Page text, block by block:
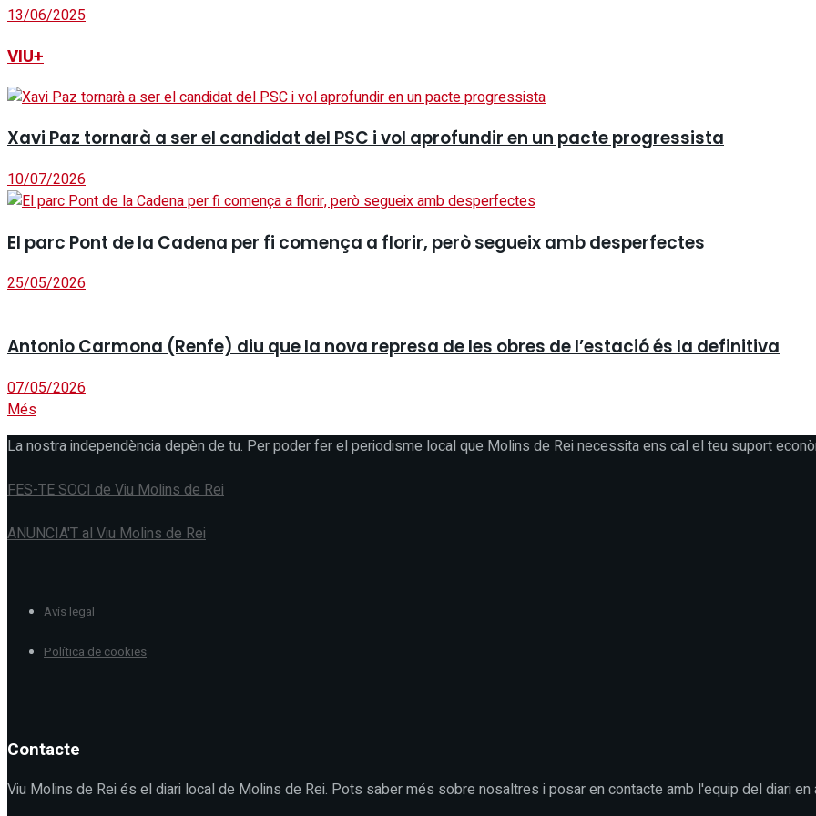
13/06/2025
VIU+
Xavi Paz tornarà a ser el candidat del PSC i vol aprofundir en un pacte progressista
10/07/2026
El parc Pont de la Cadena per fi comença a florir, però segueix amb desperfectes
25/05/2026
Antonio Carmona (Renfe) diu que la nova represa de les obres de l’estació és la definitiva
07/05/2026
Més
La nostra independència depèn de tu. Per poder fer el periodisme local que Molins de Rei necessita ens cal el teu suport
FES-TE SOCI de Viu Molins de Rei
ANUNCIA'T al Viu Molins de Rei
Avís legal
Política de cookies
Contacte
Viu Molins de Rei és el diari local de Molins de Rei. Pots saber més sobre nosaltres i posar en contacte amb l'equip del diari en